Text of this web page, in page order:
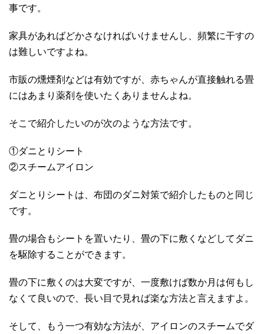
事です。
家具があればどかさなければいけませんし、頻繁に干すの
は難しいですよね。
市販の燻煙剤などは有効ですが、赤ちゃんが直接触れる畳
にはあまり薬剤を使いたくありませんよね。
そこで紹介したいのが次のような方法です。
①ダニとりシート
②スチームアイロン
ダニとりシートは、布団のダニ対策で紹介したものと同じ
です。
畳の場合もシートを置いたり、畳の下に敷くなどしてダニ
を駆除することができます。
畳の下に敷くのは大変ですが、一度敷けば数か月は何もし
なくて良いので、長い目で見れば楽な方法と言えますよ。
そして、もう一つ有効な方法が、アイロンのスチームでダ